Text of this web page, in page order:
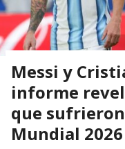
Messi y
informe
que
Mundial 2026